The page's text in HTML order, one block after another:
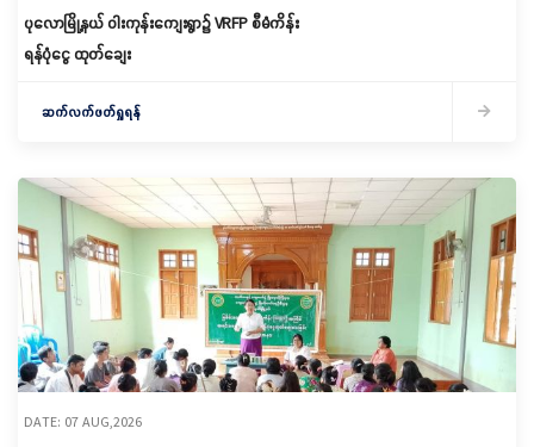
ပုလောမြို့နယ် ဝါးကုန်းကျေးရွာ၌ ‌VRFP စီမံကိန်း
ရန်ပုံငွေ ထုတ်ချေး
ဆက်လက်ဖတ်ရှုရန်
DATE: 07 AUG,2026